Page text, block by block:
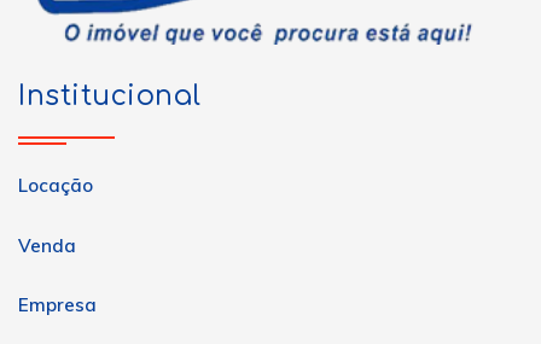
Institucional
Locação
Venda
Empresa